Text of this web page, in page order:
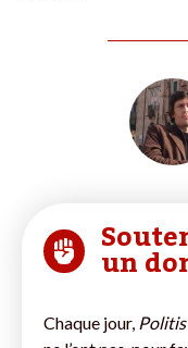
un
Chaque jour, Politis